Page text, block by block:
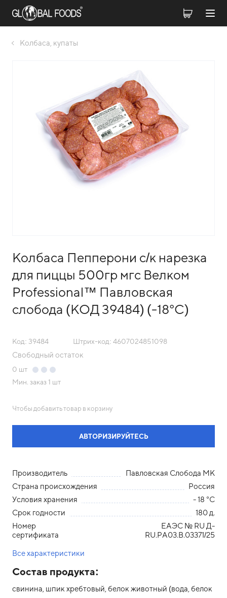
Колбаса, купаты
Колбаса Пепперони с/к нарезка
для пиццы 500гр мгс Велком
Professional™ Павловская
слобода (КОД 39484) (-18°С)
Код: 39484 Штрих-код: 4607024851098
Свободный остаток
0 шт
Мин. заказ 1 шт
Чтобы добавить товар в корзину
АВТОРИЗИРУЙТЕСЬ
Производитель
Павловская Слобода МК
Страна происхождения
Россия
Условия хранения
- 18 °С
Срок годности
180 д.
Номер
сертификата
ЕАЭС № RU Д-
RU.РА03.В.03371/25
Все характеристики
Состав продукта:
свинина, шпик хребтовый, белок животный (вода, белок